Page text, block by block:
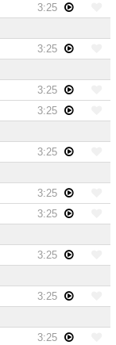
3:25
3:25
3:25
3:25
3:25
3:25
3:25
3:25
3:25
3:25